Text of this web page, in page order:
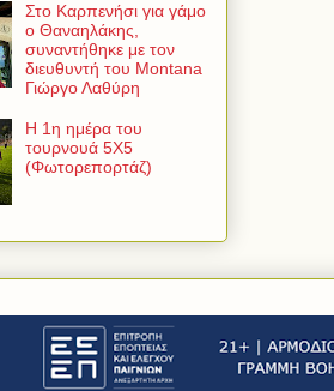
Στο Καρπενήσι για γάμο
ο Θαναηλάκης,
συναντήθηκε με τον
διευθυντή του Montana
Γιώργο Λαθύρη
Η 1η ημέρα του
τουρνουά 5Χ5
(Φωτορεπορτάζ)